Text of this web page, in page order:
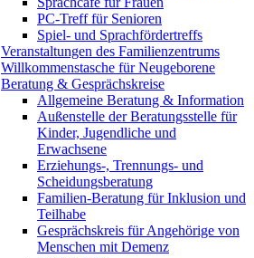
PC-Treff für Senioren
Spiel- und Sprachfördertreffs
Veranstaltungen des Familienzentrums
Willkommenstasche für Neugeborene
Beratung & Gesprächskreise
Allgemeine Beratung & Information
Außenstelle der Beratungsstelle für
Kinder, Jugendliche und
Erwachsene
Erziehungs-, Trennungs- und
Scheidungsberatung
Familien-Beratung für Inklusion und
Teilhabe
Gesprächskreis für Angehörige von
Menschen mit Demenz